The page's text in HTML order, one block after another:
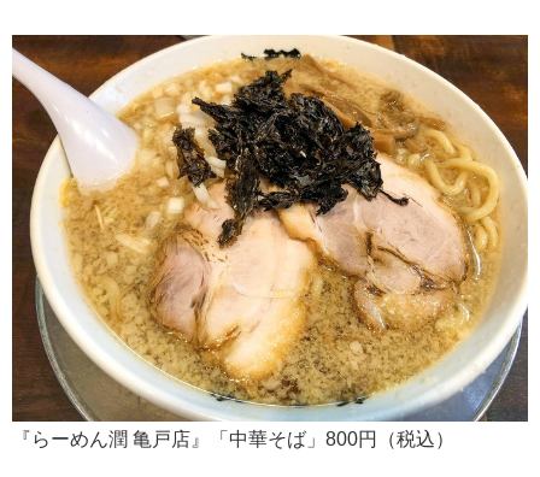
『らーめん潤 亀戸店』「中華そば」800円（税込）